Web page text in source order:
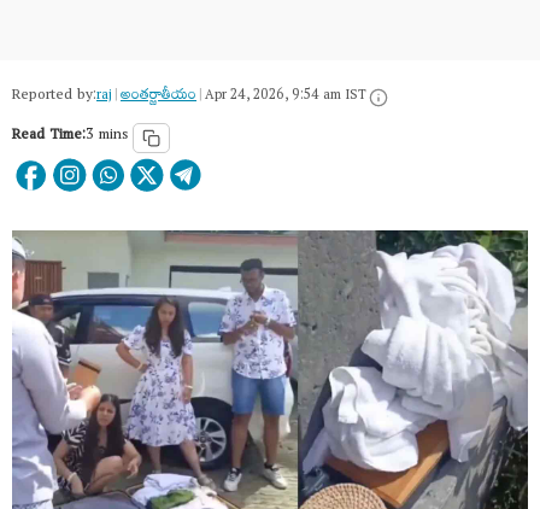
Reported by:raj|అంత‌ర్జాతీయం|Apr 24, 2026, 9:54 am IST
Read Time:3 mins